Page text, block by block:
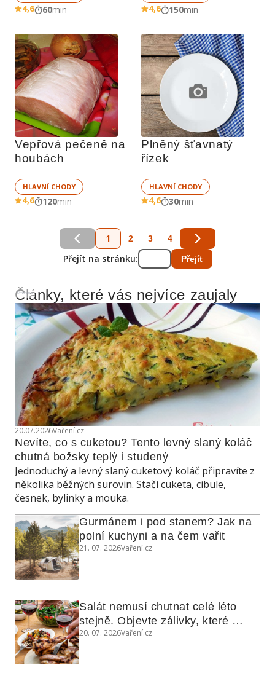
4,6 60min 4,6 150min
Vepřová pečeně na
houbách
HLAVNÍ CHODY
4,6 120min
Plněný šťavnatý
řízek
HLAVNÍ CHODY
4,6 30min
1 2 3 4
Přejít na stránku: Přejít
Reklama
Články, které vás nejvíce zaujaly
20.07.2026Vaření.cz
Nevíte, co s cuketou? Tento levný slaný koláč
chutná božsky teplý i studený
Jednoduchý a levný slaný cuketový koláč připravíte z
několika běžných surovin. Stačí cuketa, cibule,
česnek, bylinky a mouka.
Gurmánem i pod stanem? Jak na
polní kuchyni a na čem vařit
21. 07. 2026Vaření.cz
Salát nemusí chutnat celé léto
stejně. Objevte zálivky, které
využijete i na maso, nudle nebo
20. 07. 2026Vaření.cz